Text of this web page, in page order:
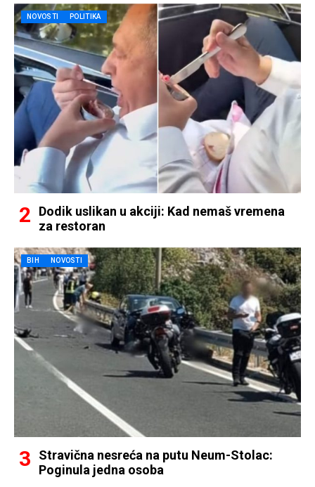
NOVOSTI POLITIKA
Dodik uslikan u akciji: Kad nemaš vremena
za restoran
BIH NOVOSTI
Stravična nesreća na putu Neum-Stolac:
Poginula jedna osoba